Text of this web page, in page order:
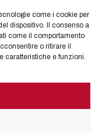
come i cookie per
dispositivo. Il consenso a
come il comportamento
o ritirare il
caratteristiche e funzioni.